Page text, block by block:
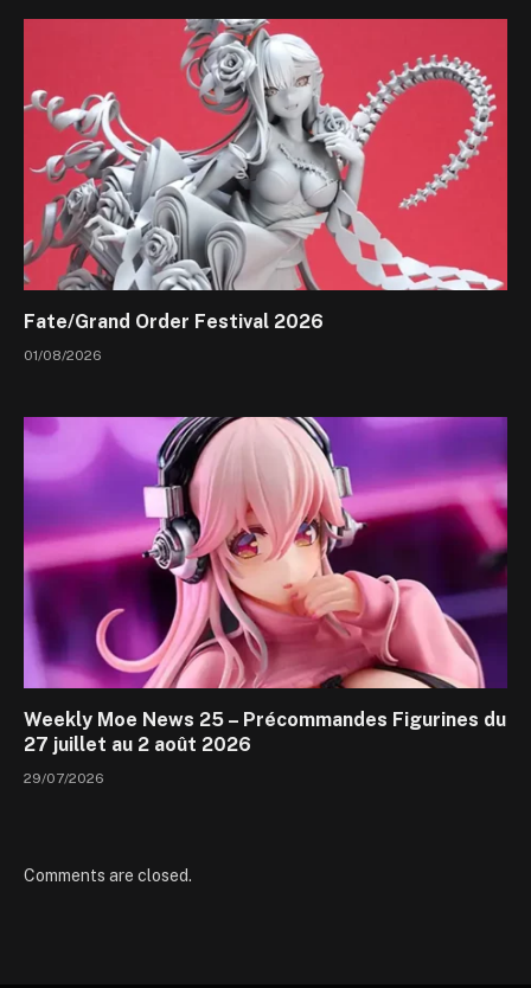
Fate/Grand Order Festival 2026
01/08/2026
Weekly Moe News 25 – Précommandes Figurines du
27 juillet au 2 août 2026
29/07/2026
Comments are closed.